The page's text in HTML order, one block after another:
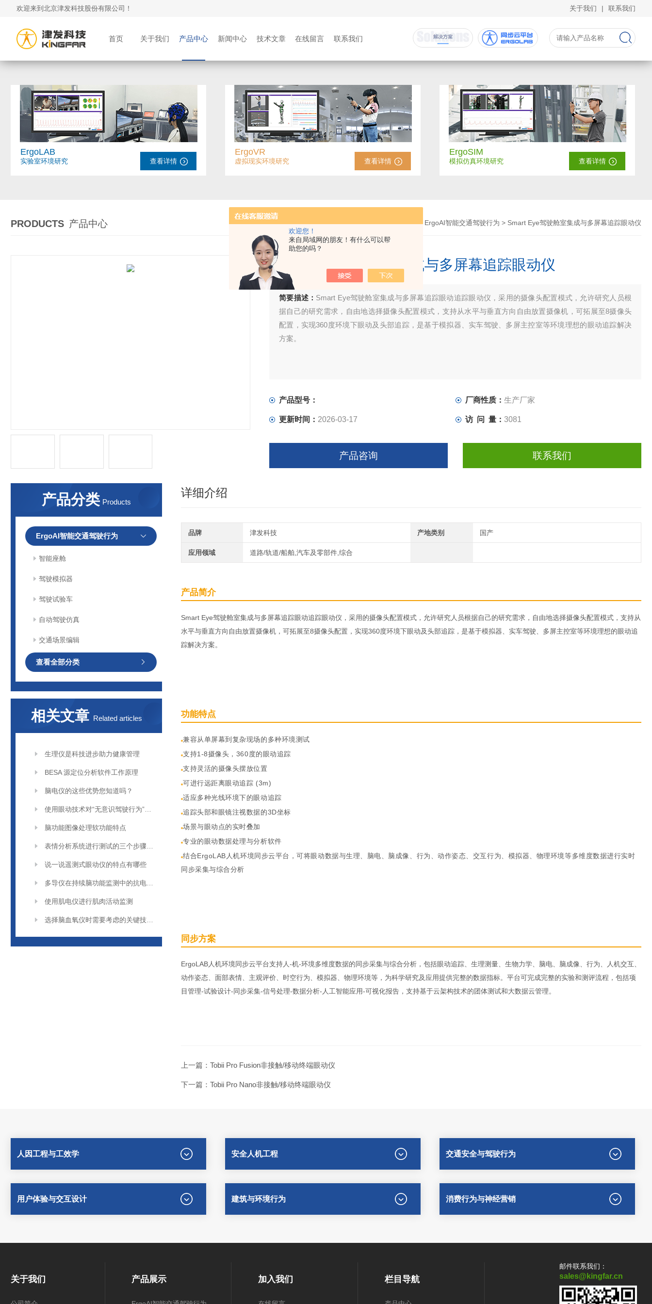
欢迎您！
来自局域网的朋友！有什么可以帮
助您的吗？
欢迎来到北京津发科技股份有限公司！ 关于我们 | 联系我们
首页 关于我们 产品中心 新闻中心 技术文章 在线留言 联系我们
ErgoLAB
实验室环境研究 查看详情
ErgoVR
虚拟现实环境研究 查看详情
ErgoSIM
模拟仿真环境研究 查看详情
PRODUCTS 产品中心 首页>产品中心> > ErgoAI智能交通驾驶行为 > Smart Eye驾驶舱室集成与多屏幕追踪眼动仪
Smart Eye驾驶舱室集成与多屏幕追踪眼动仪
简要描述： Smart Eye驾驶舱室集成与多屏幕追踪眼动追踪眼动仪，采用的摄像头配置模式，允许研究人员根
据自己的研究需求，自由地选择摄像头配置模式，支持从水平与垂直方向自由放置摄像机，可拓展至8摄像头
配置，实现360度环境下眼动及头部追踪，是基于模拟器、实车驾驶、多屏主控室等环境理想的眼动追踪解决
方案。
产品型号： 厂商性质： 生产厂家
更新时间： 2026-03-17 访 问 量： 3081
产品咨询 联系我们
产品分类 Products
ErgoAI智能交通驾驶行为
智能座舱
驾驶模拟器
驾驶试验车
自动驾驶仿真
交通场景编辑
查看全部分类
相关文章 Related articles
生理仪是科技进步助力健康管理
BESA 源定位分析软件工作原理
脑电仪的这些优势您知道吗？
脑功能图像处理软功能特点
说一说遥测式眼动仪的特点有哪些
使用肌电仪进行肌肉活动监测
详细介绍
品牌 津发科技 产地类别 国产
应用领域 道路/轨道/船舶,汽车及零部件,综合
产品简介
Smart Eye驾驶舱室集成与多屏幕追踪眼动追踪眼动仪，采用的摄像头配置模式，允许研究人员根据自己的研究需求，自由地选择摄像头配置模式，支持从
水平与垂直方向自由放置摄像机，可拓展至8摄像头配置，实现360度环境下眼动及头部追踪，是基于模拟器、实车驾驶、多屏主控室等环境理想的眼动追
踪解决方案。
功能特点
兼容从单屏幕到复杂现场的多种环境测试
支持1-8摄像头，360度的眼动追踪
支持灵活的摄像头摆放位置
可进行远距离眼动追踪 (3m)
适应多种光线环境下的眼动追踪
追踪头部和眼镜注视数据的3D坐标
场景与眼动点的实时叠加
专业的眼动数据处理与分析软件
结合ErgoLAB人机环境同步云平台，可将眼动数据与生理、脑电、脑成像、行为、动作姿态、交互行为、模拟器、物理环境等多维度数据进行实时
同步采集与综合分析
同步方案
ErgoLAB人机环境同步云平台支持人-机-环境多维度数据的同步采集与综合分析，包括眼动追踪、生理测量、生物力学、脑电、脑成像、行为、人机交互、
动作姿态、面部表情、主观评价、时空行为、模拟器、物理环境等，为科学研究及应用提供完整的数据指标。平台可完成完整的实验和测评流程，包括项
目管理-试验设计-同步采集-信号处理-数据分析-人工智能应用-可视化报告，支持基于云架构技术的团体测试和大数据云管理。
上一篇： Tobii Pro Fusion非接触/移动终端眼动仪
下一篇： Tobii Pro Nano非接触/移动终端眼动仪
人因工程与工效学 安全人机工程 交通安全与驾驶行为
用户体验与交互设计 建筑与环境行为 消费行为与神经营销
关于我们 产品展示 加入我们 栏目导航
邮件联系我们：
sales@kingfar.cn